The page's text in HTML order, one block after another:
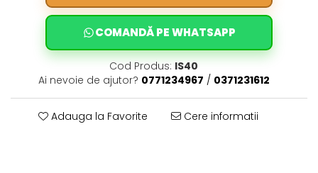
COMANDĂ PE WHATSAPP
Cod Produs: IS40
Ai nevoie de ajutor? 0771234967 / 0371231612
Adauga la Favorite Cere informatii